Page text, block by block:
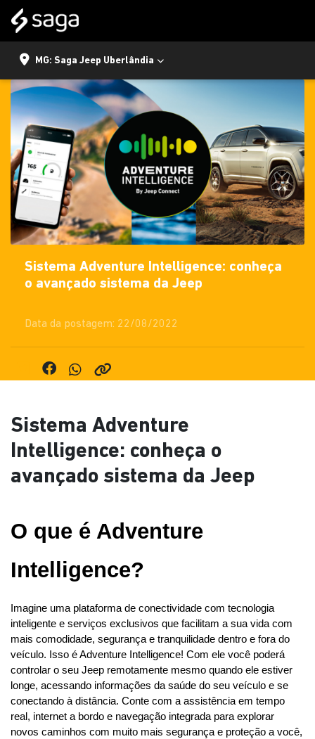
MG: Saga Jeep Uberlândia
Sistema Adventure Intelligence: conheça
o avançado sistema da Jeep
Data da postagem: 22/08/2022
Sistema Adventure
Intelligence: conheça o
avançado sistema da Jeep
O que é Adventure
Intelligence?
Imagine uma plataforma de conectividade com tecnologia
inteligente e serviços exclusivos que facilitam a sua vida com
mais comodidade, segurança e tranquilidade dentro e fora do
veículo. Isso é Adventure Intelligence! Com ele você poderá
controlar o seu Jeep remotamente mesmo quando ele estiver
longe, acessando informações da saúde do seu veículo e se
conectando à distância. Conte com a assistência em tempo
real, internet a bordo e navegação integrada para explorar
novos caminhos com muito mais segurança e proteção a você,